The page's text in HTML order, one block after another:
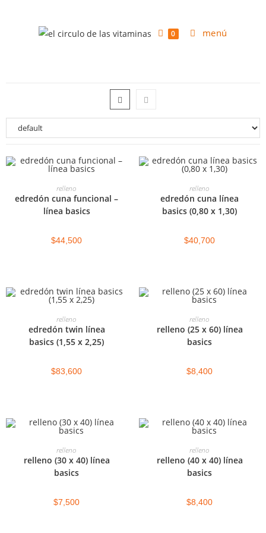
0 menú
AGREGAR AL CARRITO
relleno
edredón cuna funcional –
línea basics
$44,500
AGREGAR AL CARRITO
relleno
edredón cuna línea
basics (0,80 x 1,30)
$40,700
AGREGAR AL CARRITO
relleno
edredón twin línea
basics (1,55 x 2,25)
$83,600
AGREGAR AL CARRITO
relleno
relleno (25 x 60) línea
basics
$8,400
AGREGAR AL CARRITO
relleno
relleno (30 x 40) línea
basics
$7,500
AGREGAR AL CARRITO
relleno
relleno (40 x 40) línea
basics
$8,400